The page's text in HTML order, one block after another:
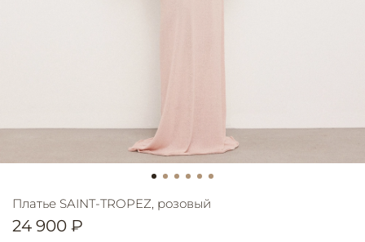
Платье SAINT-TROPEZ, розовый
24 900 ₽